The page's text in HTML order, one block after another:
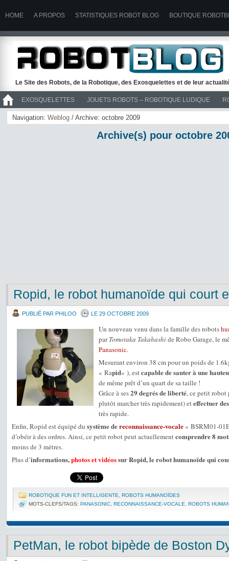
HOME A PROPOS STATISTIQUES ROBOT BLOG BOUTIQUE
Le Site des Robots, de la Robotique, des Exosquelettes et de leur
EXOSQUELETTES JOUETS ROBOTS – ROBOTIQUE LUDIQUE
>> ROBOTS
Navigation: Weblog / Archive: octobre 2009
Archive(s) pour octobre
Ropid, le robot humanoïde qui court
PUBLIÉ PAR PHILOO LE 29 OCTOBRE 2009
Un nouveau venu dans la famille des robots
parTomotaka Takahashide Robo Garage, le
Panasonic.
Mesurant environ 38 cm pour un poids de
« Rapid« ), estcapable de sauter à une
de même prêt d’un quart de sa taille !
Grâce à ses29 degrés de liberté, ce petit robot
plutôt marcher très rapidement) eteffectuer
très rapide.
Enfin, Ropid est équipé du système dereconnaissance-vocale « BSRM01-
d’obéir à des ordres. Ainsi, ce petit robot peut actuellementcomprendre 8
moins de 3 mètres.
Plus d’informations,photos et vidéossur Ropid, le robot humanoïde qui
ROBOTIQUE FUN ET INTELLIGENTE
ROBOTS HUMANOÏDES
MOTS-CLEFS/TAGS: PANASONIC RECONNAISSANCE-VOCALE ROBOTS
PetMan, le robot bipède de Boston